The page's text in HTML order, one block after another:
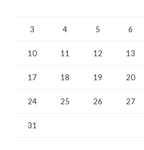
3 4 5 6
10 11 12 13
17 18 19 20
24 25 26 27
31